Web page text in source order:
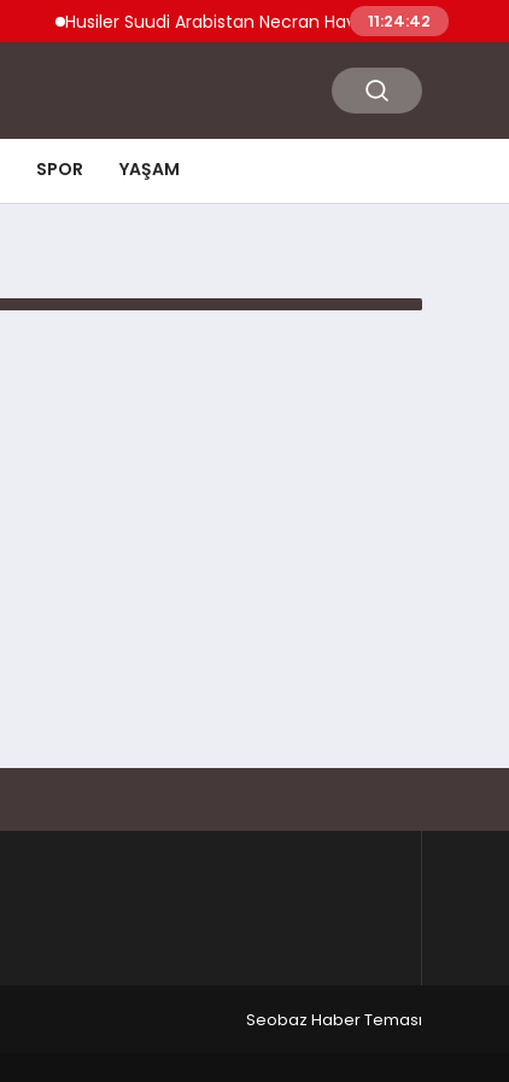
Husiler Suudi Arabistan Necran Havalimanı’nı İHA ile
11:24:42
SPOR YAŞAM
Seobaz Haber Teması